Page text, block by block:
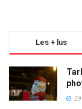
Les + lus
29